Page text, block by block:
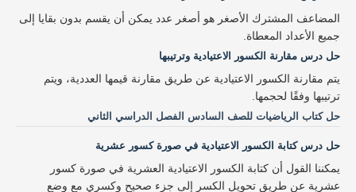
المضاعف المشترك الأصغر هو أصغر عدد يمكن أن يقسم بدون بقايا إلى
جميع الأعداد المعطاة.
حل درس مقارنة الكسور الاعتيادية وترتيبها
يتم مقارنة الكسور الاعتيادية عن طريق مقارنة قيمها العددية، ويتم
ترتيبها وفقًا لحجمها.
حل كتاب الرياضيات للصف السادس الفصل الدراسي الثاني
حل درس كتابة الكسور الاعتيادية في صورة كسور عشرية
يمكننا القول أن كتابة الكسور الاعتيادية العشرية في صورة كسور
عشرية عن طريق تحويل الكسر إلى جزء صحيح وكسري مع وضع